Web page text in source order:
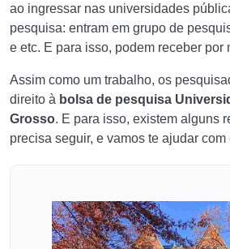
ao ingressar nas universidades
pesquisa: entram em grupo de
e etc. E para isso, podem receber por
Assim como um trabalho, os
direito à bolsa de pesquisa
Grosso. E para isso, existem alguns
precisa seguir, e vamos te ajudar com